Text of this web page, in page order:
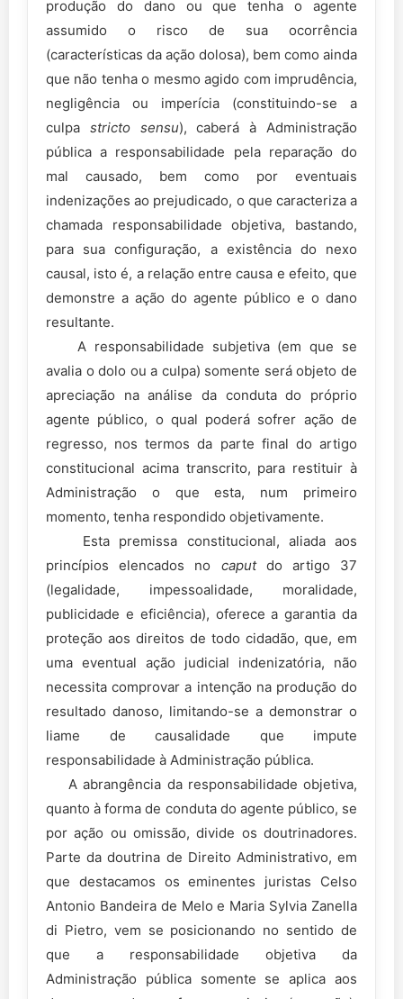
produção do dano ou que tenha o agente
assumido o risco de sua ocorrência
(características da ação dolosa), bem como ainda
que não tenha o mesmo agido com imprudência,
negligência ou imperícia (constituindo-se a
culpa stricto sensu), caberá à Administração
pública a responsabilidade pela reparação do
mal causado, bem como por eventuais
indenizações ao prejudicado, o que caracteriza a
chamada responsabilidade objetiva, bastando,
para sua configuração, a existência do nexo
causal, isto é, a relação entre causa e efeito, que
demonstre a ação do agente público e o dano
resultante.
A responsabilidade subjetiva (em que se
avalia o dolo ou a culpa) somente será objeto de
apreciação na análise da conduta do próprio
agente público, o qual poderá sofrer ação de
regresso, nos termos da parte final do artigo
constitucional acima transcrito, para restituir à
Administração o que esta, num primeiro
momento, tenha respondido objetivamente.
Esta premissa constitucional, aliada aos
princípios elencados no caput do artigo 37
(legalidade, impessoalidade, moralidade,
publicidade e eficiência), oferece a garantia da
proteção aos direitos de todo cidadão, que, em
uma eventual ação judicial indenizatória, não
necessita comprovar a intenção na produção do
resultado danoso, limitando-se a demonstrar o
liame de causalidade que impute
responsabilidade à Administração pública.
A abrangência da responsabilidade objetiva,
quanto à forma de conduta do agente público, se
por ação ou omissão, divide os doutrinadores.
Parte da doutrina de Direito Administrativo, em
que destacamos os eminentes juristas Celso
Antonio Bandeira de Melo e Maria Sylvia Zanella
di Pietro, vem se posicionando no sentido de
que a responsabilidade objetiva da
Administração pública somente se aplica aos